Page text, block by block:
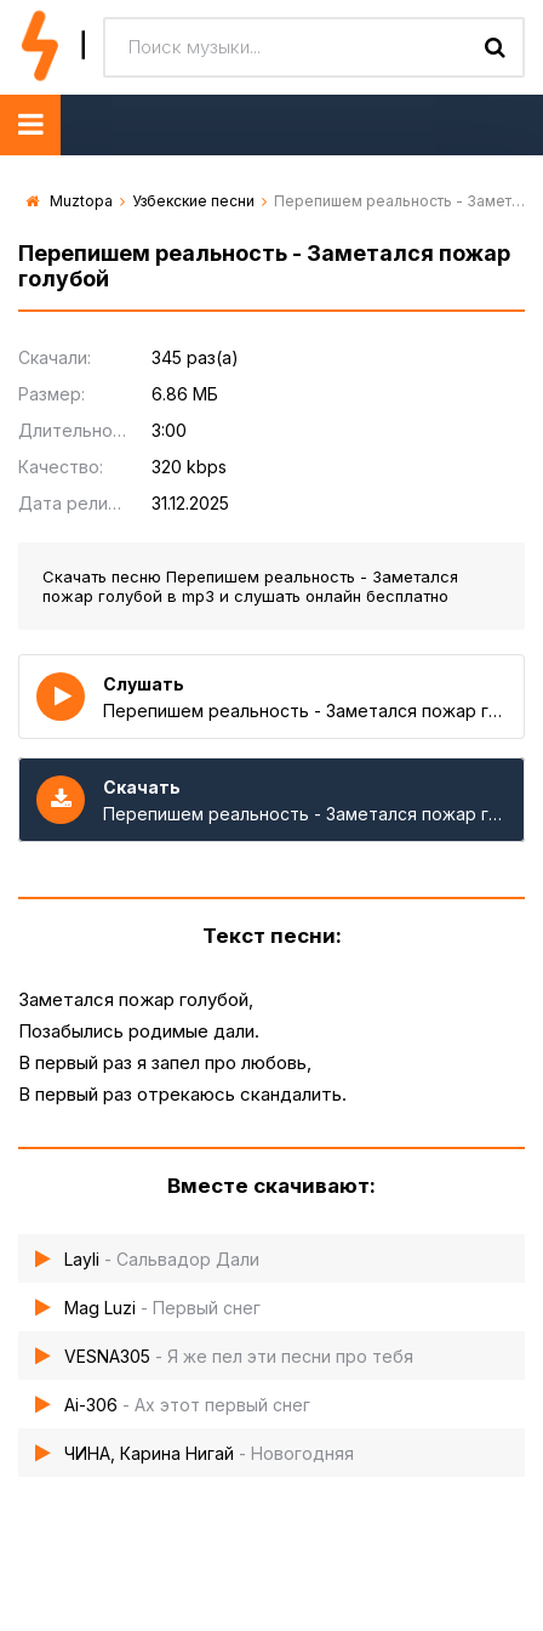
Muztopa Узбекские песни Перепишем реальность - Заметался пожар голубой
Перепишем реальность - Заметался пожар
голубой
Скачали:
345 раз(а)
Размер:
6.86 МБ
Длительность:
3:00
Качество:
320 kbps
Дата релиза:
31.12.2025
Скачать песню Перепишем реальность - Заметался
пожар голубой в mp3 и слушать онлайн бесплатно
Слушать
Перепишем реальность - Заметался пожар голубой
Скачать
Перепишем реальность - Заметался пожар голубой
Текст песни:
Заметался пожар голубой,
Позабылись родимые дали.
В первый раз я запел про любовь,
В первый раз отрекаюсь скандалить.
Вместе скачивают:
Layli - Сальвадор Дали
Mag Luzi - Первый снег
VESNA305 - Я же пел эти песни про тебя
Ai-306 - Ах этот первый снег
ЧИНА, Карина Нигай - Новогодняя